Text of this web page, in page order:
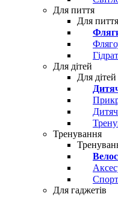
Для пиття
Для пиття
Для дітей
Для дітей
Тренування
Для гаджетів